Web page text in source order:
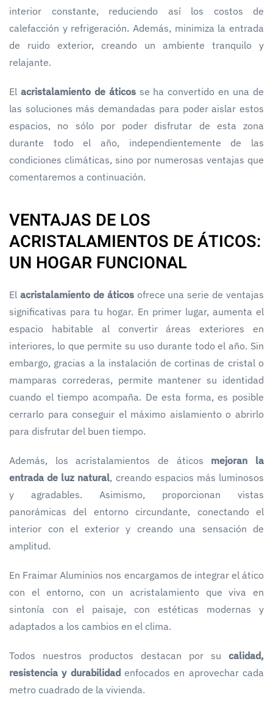
interior constante, reduciendo así los costos de
calefacción y refrigeración. Además, minimiza la entrada
de ruido exterior, creando un ambiente tranquilo y
relajante.
El acristalamiento de áticos se ha convertido en una de
las soluciones más demandadas para poder aislar estos
espacios, no sólo por poder disfrutar de esta zona
durante todo el año, independientemente de las
condiciones climáticas, sino por numerosas ventajas que
comentaremos a continuación.
VENTAJAS DE LOS
ACRISTALAMIENTOS DE ÁTICOS:
UN HOGAR FUNCIONAL
El acristalamiento de áticosofrece una serie de ventajas
significativas para tu hogar. En primer lugar, aumenta el
espacio habitable al convertir áreas exteriores en
interiores, lo que permite su uso durante todo el año. Sin
embargo, gracias a la instalación de cortinas de cristal o
mamparas correderas, permite mantener su identidad
cuando el tiempo acompaña. De esta forma, es posible
cerrarlo para conseguir el máximo aislamiento o abrirlo
para disfrutar del buen tiempo.
Además, los acristalamientos de áticos mejoran la
entrada de luz natural, creando espacios más luminosos
y agradables. Asimismo, proporcionan vistas
panorámicas del entorno circundante, conectando el
interior con el exterior y creando una sensación de
amplitud.
En Fraimar Aluminios nos encargamos de integrar el ático
con el entorno, con un acristalamiento que viva en
sintonía con el paisaje, con estéticas modernas y
adaptados a los cambios en el clima.
Todos nuestros productos destacan por su calidad,
resistencia y durabilidad enfocados en aprovechar cada
metro cuadrado de la vivienda.